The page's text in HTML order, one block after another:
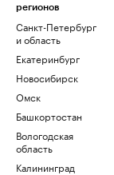
регионов
Санкт-Петербург
и область
Екатеринбург
Новосибирск
Омск
Башкортостан
Вологодская
область
Калининград